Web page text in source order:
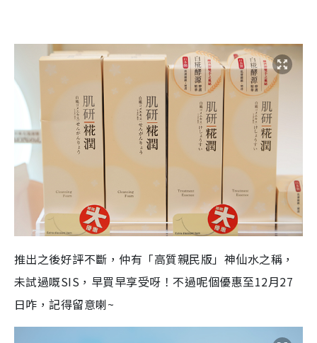
推出之後好評不斷 ，仲有「高質親民版」神仙水之稱 ，
未試過嘅SIS ，早買早享受呀！不過呢個優惠至12月27
日咋，記得留意喇~